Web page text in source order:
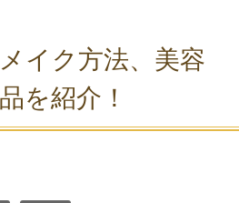
イク方法、美容
を紹介！